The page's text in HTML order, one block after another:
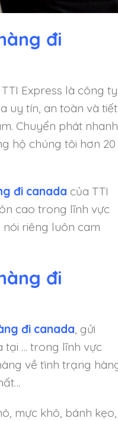
đi
TTI Express là công ty
uy tín, an toàn và tiết
Chuyển phát nhanh
hộ chúng tôi hơn 20
đi canada của TTI
cao trong lĩnh vực
riêng luôn cam
đi
đi canada, gửi
tại … trong lĩnh vực
về tình trạng
mực khô, bánh kẹo,